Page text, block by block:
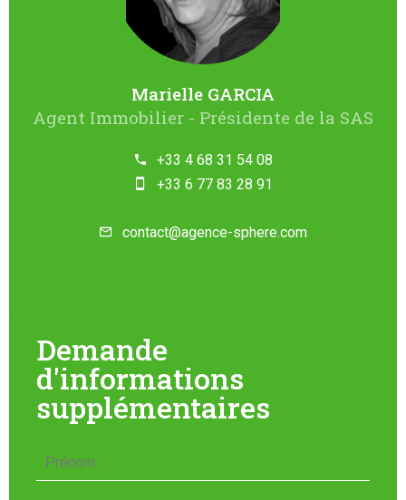
Marielle GARCIA
Agent Immobilier - Présidente de la SAS
+33 4 68 31 54 08
+33 6 77 83 28 91
contact@agence-sphere.com
Demande
d'informations
supplémentaires